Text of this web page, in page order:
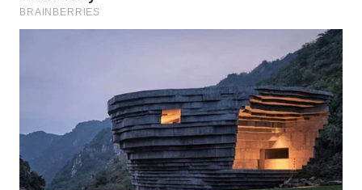
WN
TEBING
KARAWANG